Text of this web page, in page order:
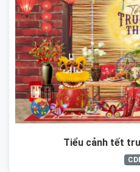
Tiểu cảnh tết